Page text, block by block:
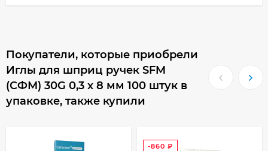
Покупатели, которые приобрели
Иглы для шприц ручек SFM
(СФМ) 30G 0,3 х 8 мм 100 штук в
упаковке, также купили
-860 ₽